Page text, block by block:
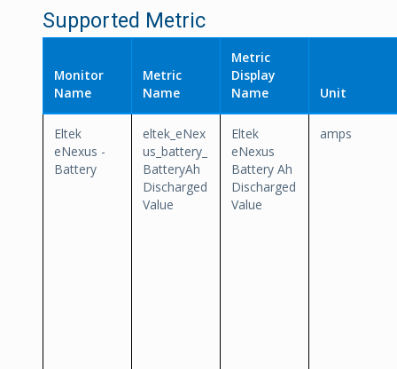
Supported Metric
Monitor
Name
Metric
Name
Metric
Display
Name
Unit
Eltek
eNexus -
Battery
eltek_eNex
us_battery_
BatteryAh
Discharged
Value
Eltek
eNexus
Battery Ah
Discharged
Value
amps